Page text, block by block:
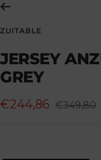
ZUITABLE
JERSEY
GREY
Angebotspreis
€244,86 Regulärer
€349,80